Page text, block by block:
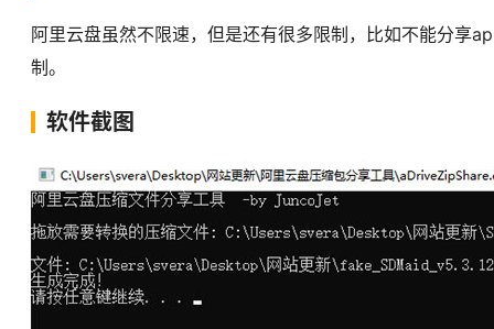
阿里云盘虽然不限速，但是还有很多限制，比如不能分享
制。
软件截图